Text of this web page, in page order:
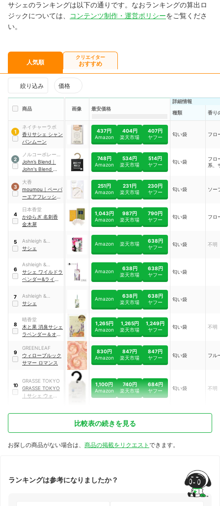
サシェのランキングは以下の通りです。なおランキングの算出ロ
ジックについては、
コンテンツ制作・運営ポリシーをご覧くださ
い。
人気順
クリエイター
おすすめ
絞り込み 価格
商品 画像 最安価格
詳細情報
種類
香り
1
ネイチャーラボ
香りサシェ シャン
パンムーン
437円
Amazon
404円
楽天市場
407円
ヤフー
匂い袋 フロ
2
ノルコーポレーシ
ョン
John’s Blend ｜
John's Blend フレ
OAJON41
748円
Amazon
534円
楽天市場
514円
ヤフー
匂い袋
フロ
系、
3
大香
moumou ｜ ペーパ
ーエアフレッシュ
251円
Amazon
231円
楽天市場
230円
ヤフー
匂い袋 ソー
4
日本香堂
かゆらぎ 名刺香
金木犀
1,043円
Amazon
987円
楽天市場
790円
ヤフー
匂い袋 フロ
5
Ashleigh &
Burwood
サシェ
Amazon 楽天市場
638円
ヤフー
匂い袋 不明
6
Ashleigh &
Burwood
サシェ ワイルドラ
ベンダー&ライラ
Amazon
638円
楽天市場
638円
ヤフー
匂い袋
7
Ashleigh &
Burwood
サシェ
Amazon
638円
楽天市場
638円
ヤフー
匂い袋
8
晴香堂
木と果 消臭サシェ
ラベンダー＆オレ
1,265円
Amazon
1,265円
楽天市場
1,249円
ヤフー
匂い袋 不明
9
GREENLEAF
ウィローブルック
サマー ロマンス
830円
Amazon
847円
楽天市場
847円
ヤフー
匂い袋 フル
10
GRASSE TOKYO
GRASSE TOKYO
サシェ ウォータ
1,100円
Amazon
740円
楽天市場
684円
ヤフー
匂い袋 不明
比較表の続きを見る
お探しの商品がない場合は、 商品の掲載をリクエスト できます。
ランキングは参考になりましたか？